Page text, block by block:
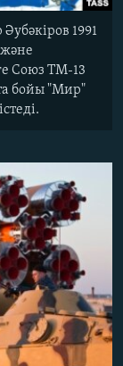
1991
Союз ТМ-13
бойы "Мир"